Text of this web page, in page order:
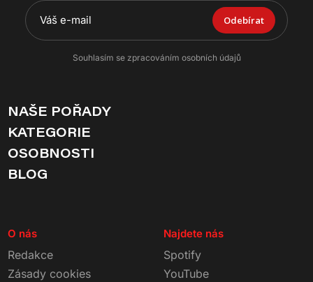
Odebírat
Souhlasím se zpracováním osobních údajů
NAŠE POŘADY
KATEGORIE
OSOBNOSTI
BLOG
O nás
Redakce
Zásady cookies
Najdete nás
Spotify
YouTube